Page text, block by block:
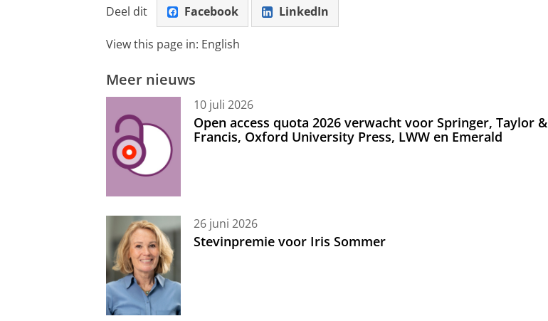
Deel dit Facebook LinkedIn
View this page in: English
Meer nieuws
10 juli 2026
Open access quota 2026 verwacht voor Springer, Taylor &
Francis, Oxford University Press, LWW en Emerald
26 juni 2026
Stevinpremie voor Iris Sommer